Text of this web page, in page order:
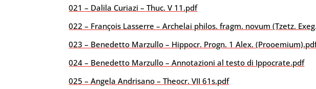
021 – Dalila Curiazi – Thuc. V 11.pdf
022 – François Lasserre – Archelai philos. fragm. novum (Tzetz.
023 – Benedetto Marzullo – Hippocr. Progn. 1 Alex.
024 – Benedetto Marzullo – Annotazioni al testo di Ippocrate.pdf
025 – Angela Andrisano – Theocr. VII 61s.pdf